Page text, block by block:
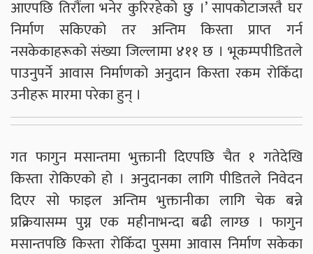
आएपछि तिरौंला भनेर कुरिरहेको छु ।’ सापकोटाजस्तै घर
निर्माण सकिएको तर अन्तिम किस्ता प्राप्त गर्न
नसकेकाहरूको संख्या जिल्लामा ४११ छ । भूकम्पपीडितले
पाउनुपर्ने आवास निर्माणको अनुदान किस्ता रकम रोकिँदा
उनीहरू मारमा परेका हुन् ।
गत फागुन मसान्तमा भुक्तानी दिएपछि चैत १ गतेदेखि
किस्ता रोकिएको हो । अनुदानका लागि पीडितले निवेदन
दिएर सो फाइल अन्तिम भुक्तानीका लागि चेक बन्ने
प्रक्रियासम्म पुग्न एक महीनाभन्दा बढी लाग्छ । फागुन
मसान्तपछि किस्ता रोकिँदा पुसमा आवास निर्माण सकेका